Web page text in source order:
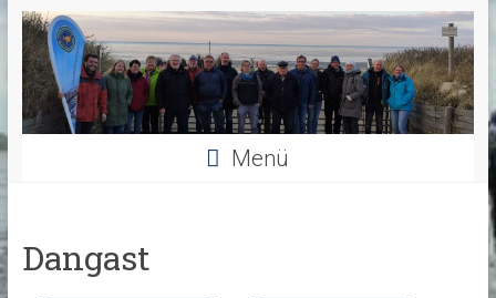
Menü
Dangast